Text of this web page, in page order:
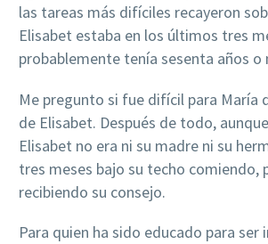
las tareas más difíciles recayeron
Elisabet estaba en los últimos tres
probablemente tenía sesenta años o
Me pregunto si fue difícil para María
de Elisabet. Después de todo,
Elisabet no era ni su madre ni su
tres meses bajo su techo comiendo,
recibiendo su consejo.
Para quien ha sido educado para ser